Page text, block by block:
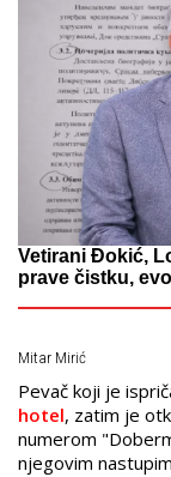
Vetirani Đokić,
prave čistku,
Mitar Mirić
Pevač koji je
hotel, zatim je
numerom
njegovim